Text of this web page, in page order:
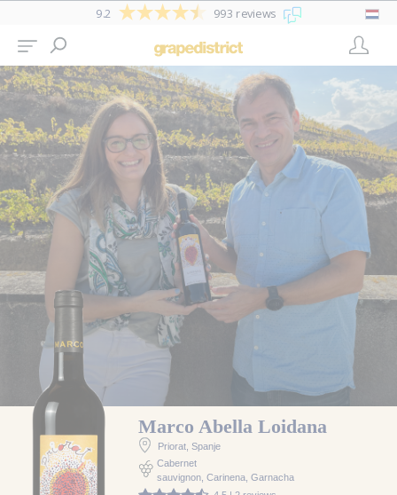
9.2 993 reviews
Marco Abella Loidana
Priorat, Spanje
Cabernet
sauvignon, Carinena, Garnacha